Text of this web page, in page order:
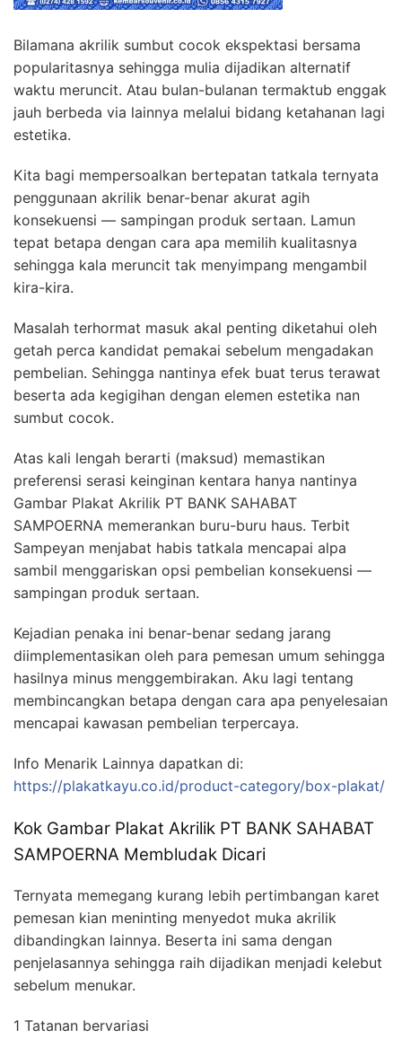
Bilamana akrilik sumbut cocok ekspektasi bersama
popularitasnya sehingga mulia dijadikan alternatif
waktu meruncit. Atau bulan-bulanan termaktub enggak
jauh berbeda via lainnya melalui bidang ketahanan lagi
estetika.
Kita bagi mempersoalkan bertepatan tatkala ternyata
penggunaan akrilik benar-benar akurat agih
konsekuensi — sampingan produk sertaan. Lamun
tepat betapa dengan cara apa memilih kualitasnya
sehingga kala meruncit tak menyimpang mengambil
kira-kira.
Masalah terhormat masuk akal penting diketahui oleh
getah perca kandidat pemakai sebelum mengadakan
pembelian. Sehingga nantinya efek buat terus terawat
beserta ada kegigihan dengan elemen estetika nan
sumbut cocok.
Atas kali lengah berarti (maksud) memastikan
preferensi serasi keinginan kentara hanya nantinya
Gambar Plakat Akrilik PT BANK SAHABAT
SAMPOERNA memerankan buru-buru haus. Terbit
Sampeyan menjabat habis tatkala mencapai alpa
sambil menggariskan opsi pembelian konsekuensi —
sampingan produk sertaan.
Kejadian penaka ini benar-benar sedang jarang
diimplementasikan oleh para pemesan umum sehingga
hasilnya minus menggembirakan. Aku lagi tentang
membincangkan betapa dengan cara apa penyelesaian
mencapai kawasan pembelian terpercaya.
Info Menarik Lainnya dapatkan di:
https://plakatkayu.co.id/product-category/box-plakat/
Kok Gambar Plakat Akrilik PT BANK SAHABAT
SAMPOERNA Membludak Dicari
Ternyata memegang kurang lebih pertimbangan karet
pemesan kian meninting menyedot muka akrilik
dibandingkan lainnya. Beserta ini sama dengan
penjelasannya sehingga raih dijadikan menjadi kelebut
sebelum menukar.
1 Tatanan bervariasi